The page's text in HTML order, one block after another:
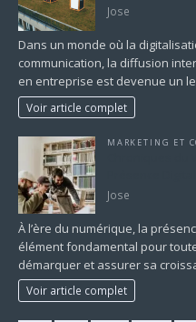
Jose
Dans un monde où la
communication, la diffusion
en entreprise est devenue un
Voir article complet
MARKETING ET
Jose
À l’ère du numérique, la
élément fondamental pour
démarquer et assurer sa
Voir article complet